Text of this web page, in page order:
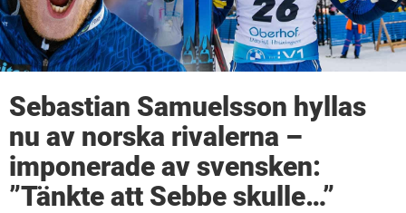
Sebastian Samuelsson hyllas
nu av norska rivalerna –
imponerade av svensken:
”Tänkte att Sebbe skulle…”